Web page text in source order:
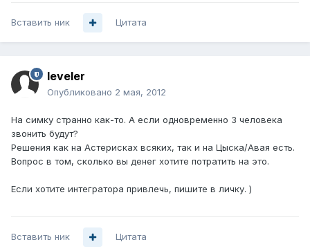
Вставить ник Цитата
leveler
Опубликовано 2 мая, 2012
На симку странно как-то. А если одновременно 3 человека
звонить будут?
Решения как на Астерисках всяких, так и на Цыска/Авая есть.
Вопрос в том, сколько вы денег хотите потратить на это.
Если хотите интегратора привлечь, пишите в личку. )
Вставить ник Цитата